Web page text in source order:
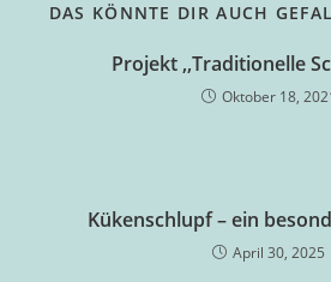
DAS KÖNNTE DIR AUCH
Projekt ,,Traditionelle
Oktober 18,
Kükenschlupf – ein
April 30, 2025